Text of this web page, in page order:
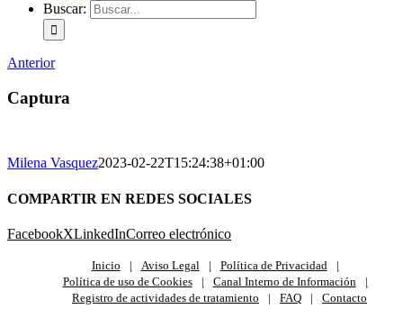
Buscar:
Anterior
Captura
Milena Vasquez2023-02-22T15:24:38+01:00
COMPARTIR EN REDES SOCIALES
FacebookXLinkedInCorreo electrónico
Inicio Aviso Legal
Política de Privacidad
Política de uso de Cookies
Canal Interno de Información
Registro de actividades de tratamiento
FAQ Contacto